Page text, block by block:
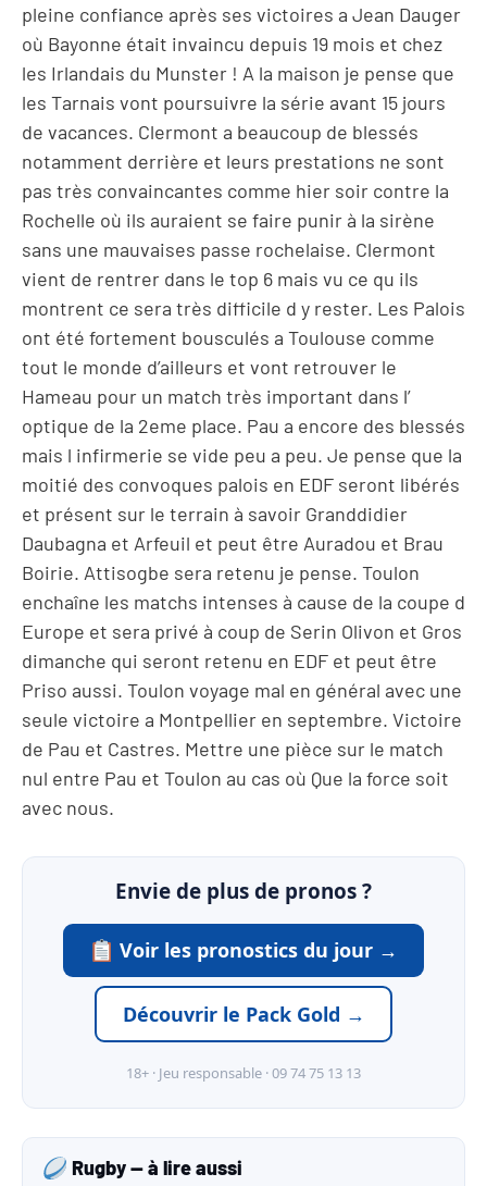
pleine confiance après ses victoires a Jean Dauger
où Bayonne était invaincu depuis 19 mois et chez
les Irlandais du Munster ! A la maison je pense que
les Tarnais vont poursuivre la série avant 15 jours
de vacances. Clermont a beaucoup de blessés
notamment derrière et leurs prestations ne sont
pas très convaincantes comme hier soir contre la
Rochelle où ils auraient se faire punir à la sirène
sans une mauvaises passe rochelaise. Clermont
vient de rentrer dans le top 6 mais vu ce qu ils
montrent ce sera très difficile d y rester. Les Palois
ont été fortement bousculés a Toulouse comme
tout le monde d’ailleurs et vont retrouver le
Hameau pour un match très important dans l’
optique de la 2eme place. Pau a encore des blessés
mais l infirmerie se vide peu a peu. Je pense que la
moitié des convoques palois en EDF seront libérés
et présent sur le terrain à savoir Granddidier
Daubagna et Arfeuil et peut être Auradou et Brau
Boirie. Attisogbe sera retenu je pense. Toulon
enchaîne les matchs intenses à cause de la coupe d
Europe et sera privé à coup de Serin Olivon et Gros
dimanche qui seront retenu en EDF et peut être
Priso aussi. Toulon voyage mal en général avec une
seule victoire a Montpellier en septembre. Victoire
de Pau et Castres. Mettre une pièce sur le match
nul entre Pau et Toulon au cas où Que la force soit
avec nous.
Envie de plus de pronos ?
Voir les pronostics du jour →
Découvrir le Pack Gold →
18+ · Jeu responsable · 09 74 75 13 13
Rugby — à lire aussi